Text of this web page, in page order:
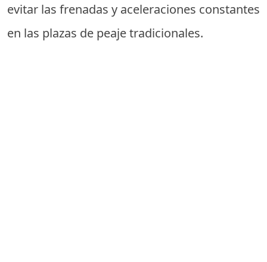
evitar las frenadas y aceleraciones constantes
en las plazas de peaje tradicionales.